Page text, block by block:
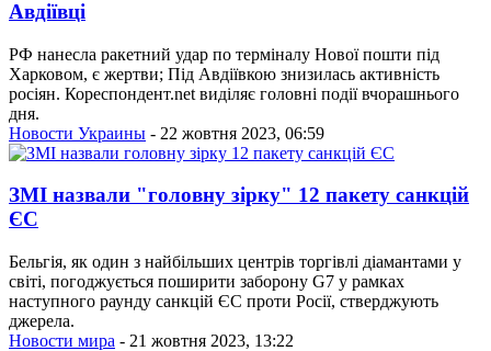
Авдіївці
РФ нанесла ракетний удар по терміналу Нової пошти під
Харковом, є жертви; Під Авдіївкою знизилась активність
росіян. Кореспондент.net виділяє головні події вчорашнього
дня.
Новости Украины - 22 жовтня 2023, 06:59
ЗМІ назвали "головну зірку" 12 пакету санкцій
ЄС
Бельгія, як один з найбільших центрів торгівлі діамантами у
світі, погоджується поширити заборону G7 у рамках
наступного раунду санкцій ЄС проти Росії, стверджують
джерела.
Новости мира - 21 жовтня 2023, 13:22